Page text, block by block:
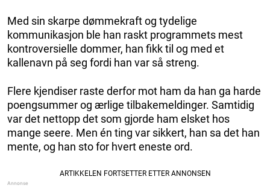
Med sin skarpe dømmekraft og tydelige
kommunikasjon ble han raskt programmets mest
kontroversielle dommer, han fikk til og med et
kallenavn på seg fordi han var så streng.
Flere kjendiser raste derfor mot ham da han ga harde
poengsummer og ærlige tilbakemeldinger. Samtidig
var det nettopp det som gjorde ham elsket hos
mange seere. Men én ting var sikkert, han sa det han
mente, og han sto for hvert eneste ord.